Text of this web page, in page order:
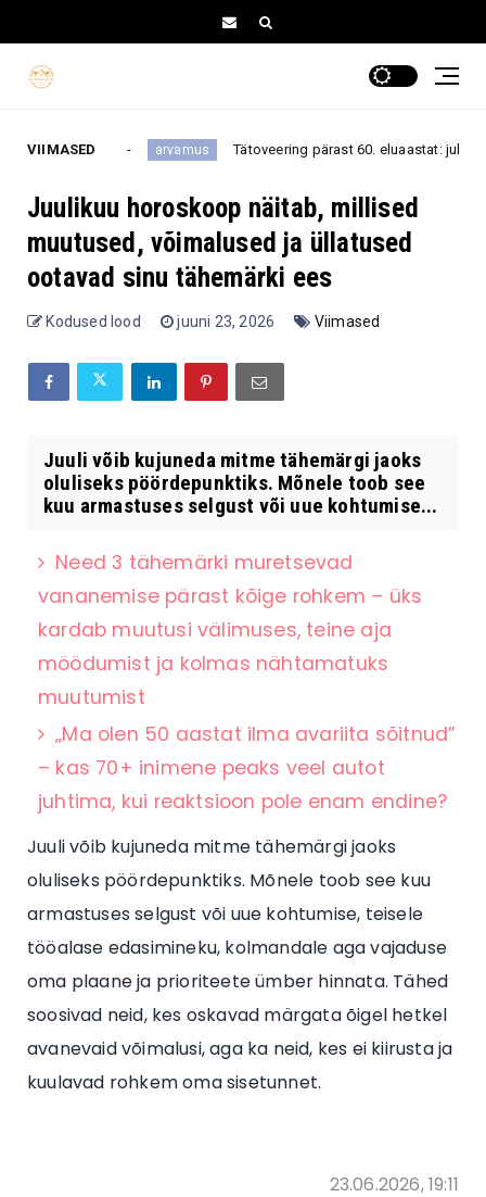
VIIMASEDarvamus Tätoveering pärast 60. eluaastat: julge
Juulikuu horoskoop näitab, millised
muutused, võimalused ja üllatused
ootavad sinu tähemärki ees
Kodused lood juuni 23, 2026 Viimased
Juuli võib kujuneda mitme tähemärgi jaoks
oluliseks pöördepunktiks. Mõnele toob see
kuu armastuses selgust või uue kohtumise...
Need 3 tähemärki muretsevad
vananemise pärast kõige rohkem – üks
kardab muutusi välimuses, teine aja
möödumist ja kolmas nähtamatuks
muutumist
„Ma olen 50 aastat ilma avariita sõitnud”
– kas 70+ inimene peaks veel autot
juhtima, kui reaktsioon pole enam endine?
Juuli võib kujuneda mitme tähemärgi jaoks
oluliseks pöördepunktiks. Mõnele toob see kuu
armastuses selgust või uue kohtumise, teisele
tööalase edasimineku, kolmandale aga vajaduse
oma plaane ja prioriteete ümber hinnata. Tähed
soosivad neid, kes oskavad märgata õigel hetkel
avanevaid võimalusi, aga ka neid, kes ei kiirusta ja
kuulavad rohkem oma sisetunnet.
23.06.2026, 19:11